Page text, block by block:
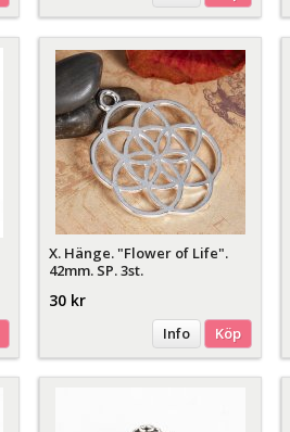
X. Hänge. "Flower of Life".
42mm. SP. 3st.
30 kr
Info Köp